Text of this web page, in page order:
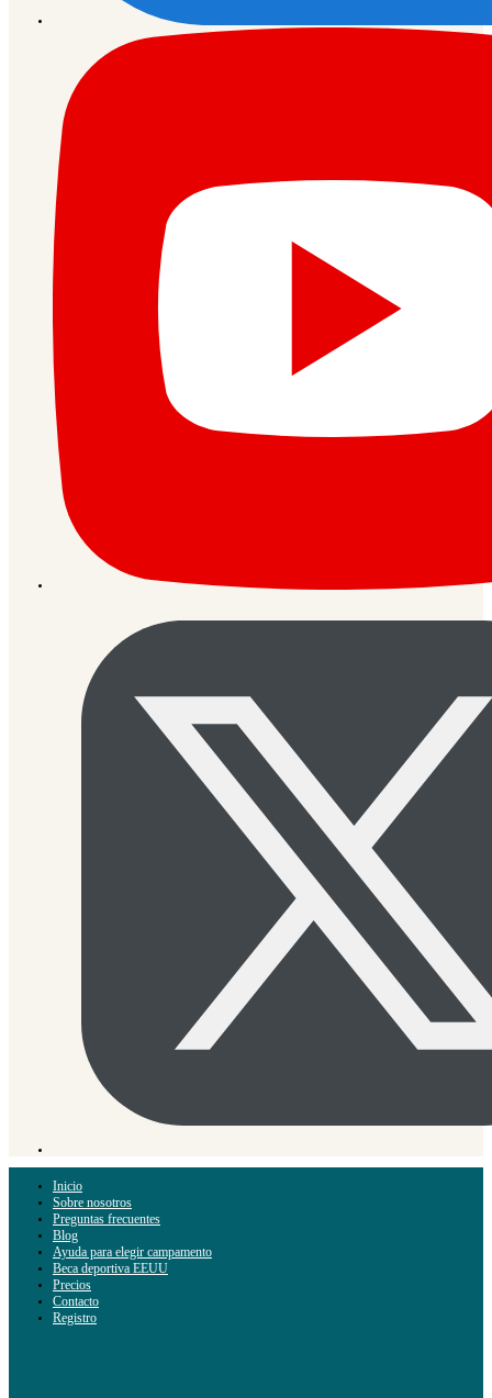
Inicio
Sobre nosotros
Preguntas frecuentes
Blog
Ayuda para elegir campamento
Beca deportiva EEUU
Precios
Contacto
Registro